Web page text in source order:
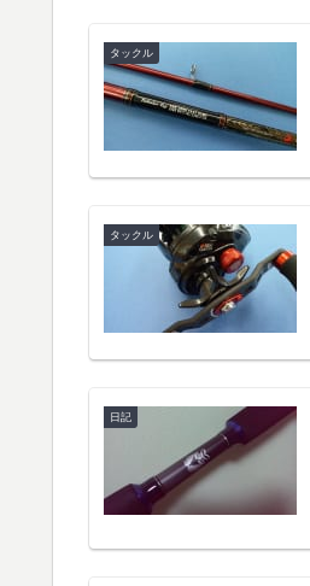
タックル
タックル
日記